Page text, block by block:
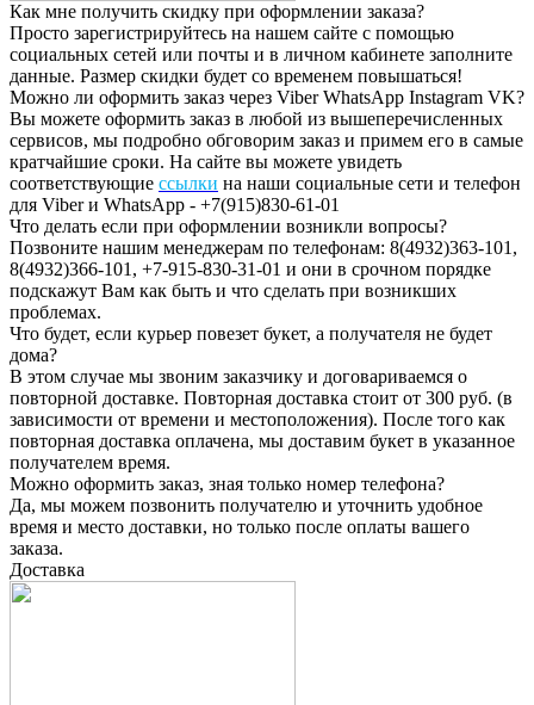
Как мне получить скидку при оформлении заказа?
Просто зарегистрируйтесь на нашем сайте с помощью
социальных сетей или почты и в личном кабинете заполните
данные. Размер скидки будет со временем повышаться!
Можно ли оформить заказ через Viber WhatsApp Instagram VK?
Вы можете оформить заказ в любой из вышеперечисленных
сервисов, мы подробно обговорим заказ и примем его в самые
кратчайшие сроки. На сайте вы можете увидеть
соответствующие ссылки на наши социальные сети и телефон
для Viber и WhatsApp - +7(915)830-61-01
Что делать если при оформлении возникли вопросы?
Позвоните нашим менеджерам по телефонам: 8(4932)363-101,
8(4932)366-101, +7-915-830-31-01 и они в срочном порядке
подскажут Вам как быть и что сделать при возникших
проблемах.
Что будет, если курьер повезет букет, а получателя не будет
дома?
В этом случае мы звоним заказчику и договариваемся о
повторной доставке. Повторная доставка стоит от 300 руб. (в
зависимости от времени и местоположения). После того как
повторная доставка оплачена, мы доставим букет в указанное
получателем время.
Можно оформить заказ, зная только номер телефона?
Да, мы можем позвонить получателю и уточнить удобное
время и место доставки, но только после оплаты вашего
заказа.
Доставка